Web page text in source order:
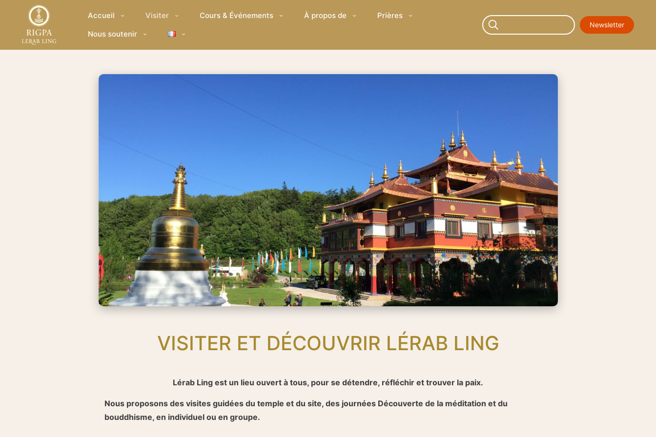
Accueil Visiter Cours & Événements À propos de
Prières
Nous soutenir
Newsletter
VISITER ET DÉCOUVRIR LÉRAB LING
Lérab Ling est un lieu ouvert à tous, pour se détendre, réfléchir et trouver la paix.
Nous proposons des visites guidées du temple et du site, des journées Découverte de la méditation et du
bouddhisme, en individuel ou en groupe.